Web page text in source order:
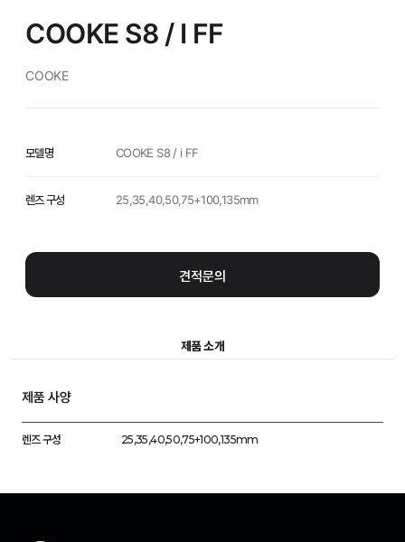
COOKE S8 / I FF
COOKE
모델명 COOKE S8 / i FF
렌즈 구성 25,35,40,50,75+100,135mm
제품 소개
렌즈 구성 25,35,40,50,75+100,135mm